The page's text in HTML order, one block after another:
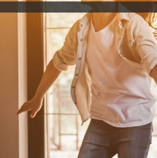
commercial tous
commerces Emplacement
premium : proximité
immédiate des Halles et du
centre historique Quartier
animé et attractif Local
lumineux, en très bon état
commerçant et touristique
de qualité Surface
exploitable : 90 m² Prix :
nous consulter Dossier et
informations
complémentaires sur